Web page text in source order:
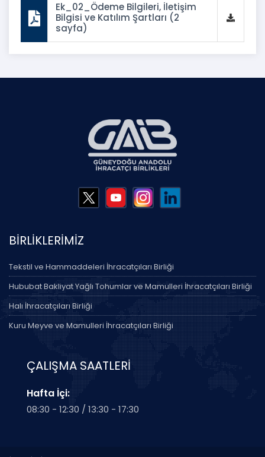
Ek_02_Ödeme Bilgileri, İletişim
Bilgisi ve Katılım Şartları (2
sayfa)
BİRLİKLERİMİZ
Tekstil ve Hammaddeleri İhracatçıları Birliği
Hububat Bakliyat Yağlı Tohumlar ve Mamulleri İhracatçıları Birliği
Halı İhracatçıları Birliği
Kuru Meyve ve Mamulleri İhracatçıları Birliği
ÇALIŞMA SAATLERİ
Hafta İçi:
08:30 - 12:30 / 13:30 - 17:30